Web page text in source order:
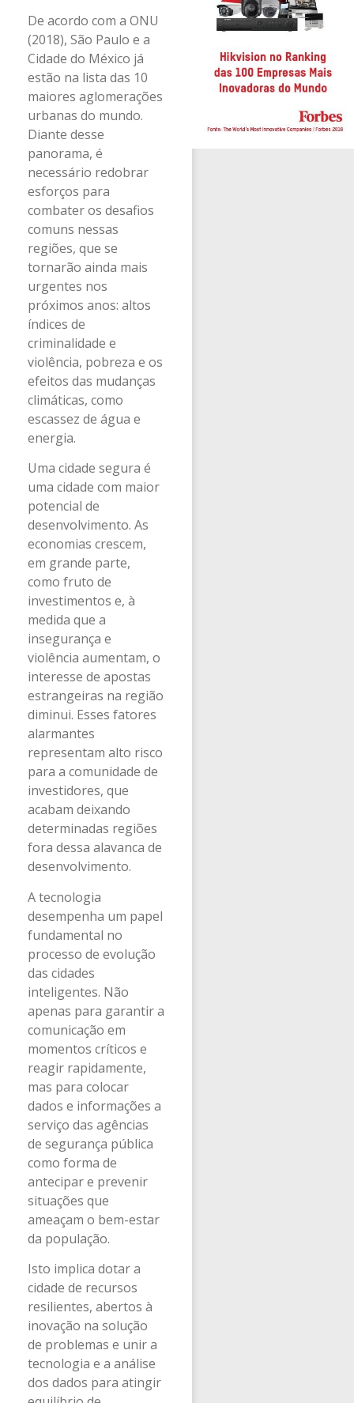
De acordo com a ONU
(2018), São Paulo e a
Cidade do México já
estão na lista das 10
maiores aglomerações
urbanas do mundo.
Diante desse
panorama, é
necessário redobrar
esforços para
combater os desafios
comuns nessas
regiões, que se
tornarão ainda mais
urgentes nos
próximos anos: altos
índices de
criminalidade e
violência, pobreza e os
efeitos das mudanças
climáticas, como
escassez de água e
energia.
Uma cidade segura é
uma cidade com maior
potencial de
desenvolvimento. As
economias crescem,
em grande parte,
como fruto de
investimentos e, à
medida que a
insegurança e
violência aumentam, o
interesse de apostas
estrangeiras na região
diminui. Esses fatores
alarmantes
representam alto risco
para a comunidade de
investidores, que
acabam deixando
determinadas regiões
fora dessa alavanca de
desenvolvimento.
A tecnologia
desempenha um papel
fundamental no
processo de evolução
das cidades
inteligentes. Não
apenas para garantir a
comunicação em
momentos críticos e
reagir rapidamente,
mas para colocar
dados e informações a
serviço das agências
de segurança pública
como forma de
antecipar e prevenir
situações que
ameaçam o bem-estar
da população.
Isto implica dotar a
cidade de recursos
resilientes, abertos à
inovação na solução
de problemas e unir a
tecnologia e a análise
dos dados para atingir